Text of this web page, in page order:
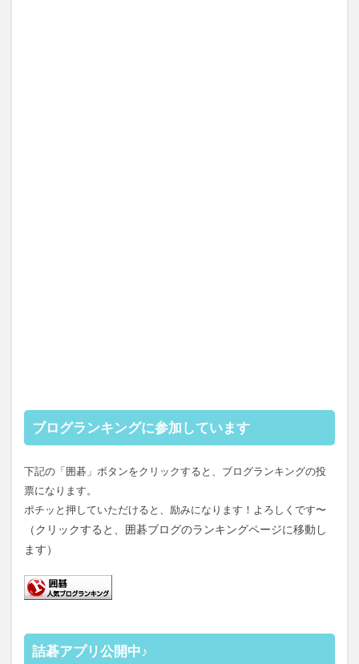
ブログランキングに参加しています
下記の「囲碁」ボタンをクリックすると、ブログランキングの投
票になります。
ポチッと押していただけると、励みになります！よろしくです〜
（クリックすると、囲碁ブログのランキングページに移動し
ます）
詰碁アプリ公開中♪